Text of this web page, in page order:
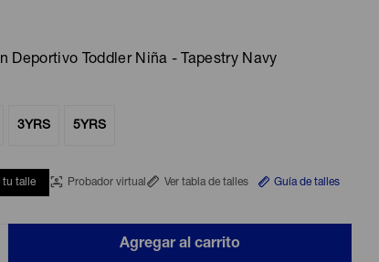
Deportivo Toddler Niña - Tapestry Navy
3YRS 5YRS
tu talle Probador virtual Ver tabla de talles Guía de talles
Agregar al carrito